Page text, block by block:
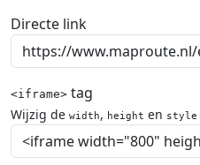
Directe link
<iframe> tag
Wijzig de width, height en style